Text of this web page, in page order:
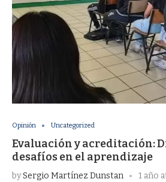
Opinión Uncategorized
Evaluación y acreditación:
desafíos en el aprendizaje
bySergio Martínez Dunstan 1 año